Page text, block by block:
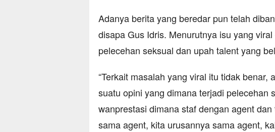
Adanya berita yang beredar pun telah
disapa Gus Idris. Menurutnya isu yang
pelecehan seksual dan upah talent yang
“Terkait masalah yang viral itu tidak benar,
suatu opini yang dimana terjadi pelecehan
wanprestasi dimana staf dengan agent
sama agent, kita urusannya sama agent,